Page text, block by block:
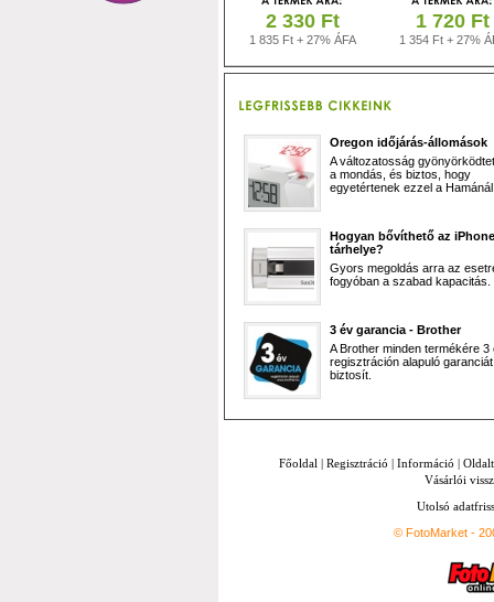
2 330 Ft
1 835 Ft + 27% ÁFA
1 720 Ft
1 354 Ft + 27%
Oregon időjárás-állomások
A változatosság
a mondás, és biztos, hogy
egyetértenek ezzel a
Hogyan bővíthető az iPhone
tárhelye?
Gyors megoldás arra az
fogyóban a szabad kapacitás.
3 év garancia - Brother
A Brother minden termékére 3
regisztráción alapuló garanciát
biztosít.
Főoldal | Regisztráció | Információ |
Vásárlói
Utolsó
© FotoMarket -